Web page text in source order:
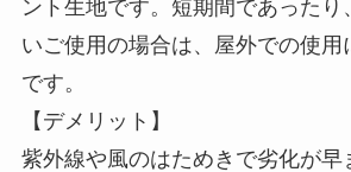
ント生地です。短期間であったり
いご使用の場合は、屋外での使用
です。
【デメリット】
紫外線や風のはためきで劣化が早